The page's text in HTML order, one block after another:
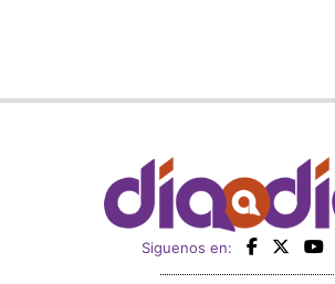
Siguenos en: